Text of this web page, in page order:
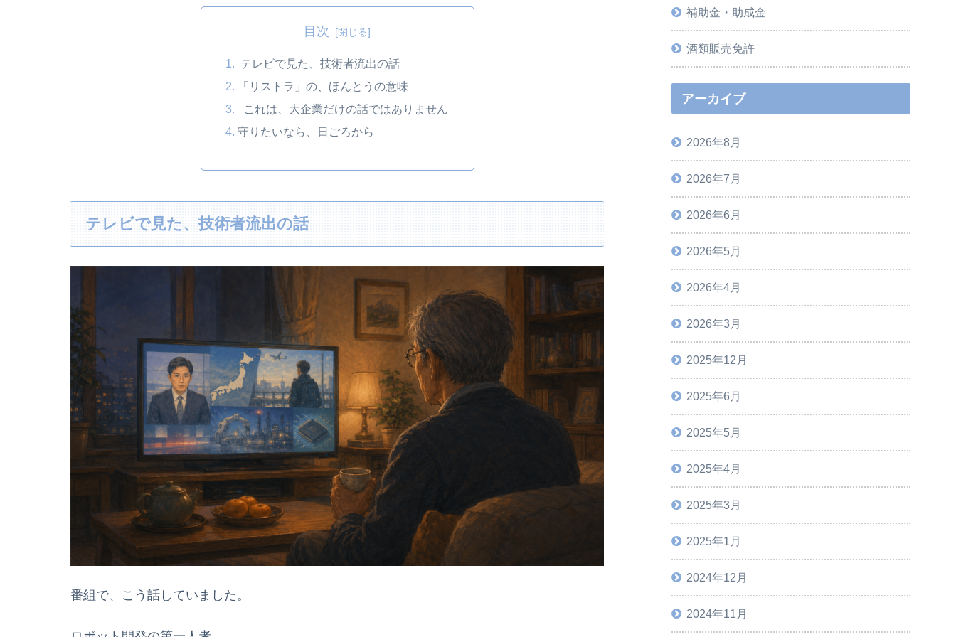
目次
テレビで見た、技術者流出の話
「リストラ」の、ほんとうの意味
これは、大企業だけの話ではありません
守りたいなら、日ごろから
テレビで見た、技術者流出の話
番組で、こう話していました。
補助金・助成金
酒類販売免許
アーカイブ
2026年8月
2026年7月
2026年6月
2026年5月
2026年4月
2026年3月
2025年12月
2025年6月
2025年5月
2025年4月
2025年3月
2025年1月
2024年12月
2024年11月